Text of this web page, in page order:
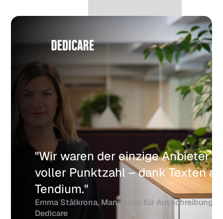
"Wir waren der einzige Anbieter
voller Punktzahl – dank Texten
Tendium."
Emma Stålkrona, Managerin für
Dedicare